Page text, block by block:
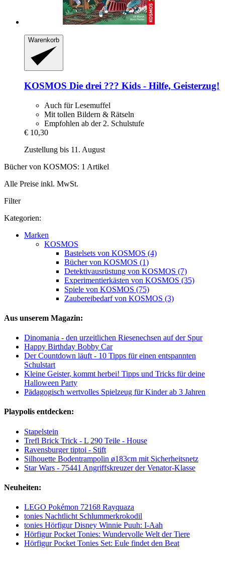
Warenkorb
KOSMOS Die drei ??? Kids -​ Hilfe, Geisterzug!
Auch für Lesemuffel
Mit tollen Bildern & Rätseln
Empfohlen ab der 2. Schulstufe
€ 10,30
Zustellung bis 11. August
Bücher von KOSMOS: 1 Artikel
Alle Preise inkl. MwSt.
Filter
Kategorien:
Marken
KOSMOS
Bastelsets von KOSMOS (4)
Bücher von KOSMOS (1)
Detektivausrüstung von KOSMOS (7)
Experimentierkästen von KOSMOS (35)
Spiele von KOSMOS (75)
Zaubereibedarf von KOSMOS (3)
Aus unserem Magazin:
Dinomania - den urzeitlichen Riesenechsen auf der Spur
Happy Birthday Bobby Car
Der Countdown läuft - 10 Tipps für einen entspannten
Schulstart
Kleine Geister, kommt herbei! Tipps und Tricks für deine
Halloween Party
Pädagogisch wertvolles Spielzeug für Kinder ab 3 Jahren
Playpolis entdecken:
Stapelstein
Trefl Brick Trick - L 290 Teile - House
Ravensburger tiptoi - Stift
Silhouette Bodentrampolin ø183cm mit Sicherheitsnetz
Star Wars - 75441 Angriffskreuzer der Venator-Klasse
Neuheiten:
LEGO Pokémon 72168 Rayquaza
tonies Nachtlicht Schlummerkrokodil
tonies Hörfigur Disney Winnie Puuh: I-Aah
Hörfigur Pocket Tonies: Wundervolle Welt der Tiere
Hörfigur Pocket Tonies Set: Eule findet den Beat